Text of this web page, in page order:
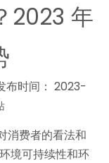
2023 年
时间： 2023-
消费者的看法和
境可持续性和环